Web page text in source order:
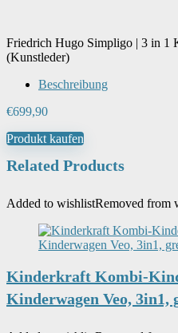
Besondere Merkmale
Benötigt Batterien
Art des Gurtes ‎5-
Friedrich Hugo Simpligo | 3 in 1
(Kunstleder)
Beschreibung
€699,90
Produkt kaufen
Related Products
Added to wishlistRemoved from
Kinderkraft Kombi-
Kinderwagen Veo, 3in1,